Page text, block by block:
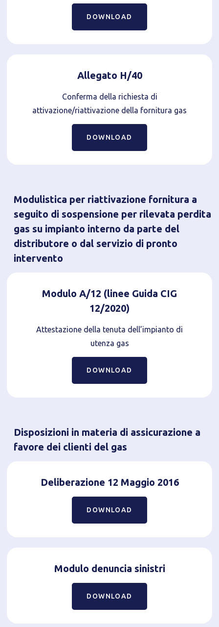
DOWNLOAD
Allegato H/40
Conferma della richiesta di
attivazione/riattivazione della fornitura gas
DOWNLOAD
Modulistica per riattivazione fornitura a
seguito di sospensione per rilevata perdita
gas su impianto interno da parte del
distributore o dal servizio di pronto
intervento
Modulo A/12 (linee Guida CIG
12/2020)
Attestazione della tenuta dell’impianto di
utenza gas
DOWNLOAD
Disposizioni in materia di assicurazione a
favore dei clienti del gas
Deliberazione 12 Maggio 2016
DOWNLOAD
Modulo denuncia sinistri
DOWNLOAD